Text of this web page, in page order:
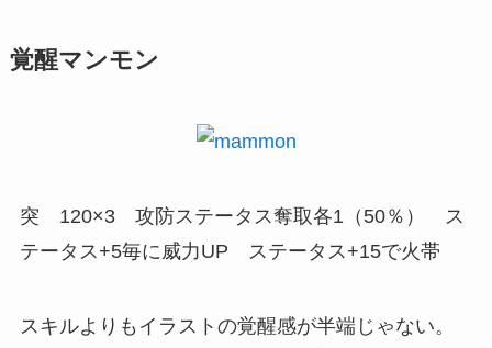
覚醒マンモン
突 120×3 攻防ステータス奪取各1（50％） ス
テータス+5毎に威力UP ステータス+15で火帯
スキルよりもイラストの覚醒感が半端じゃない。